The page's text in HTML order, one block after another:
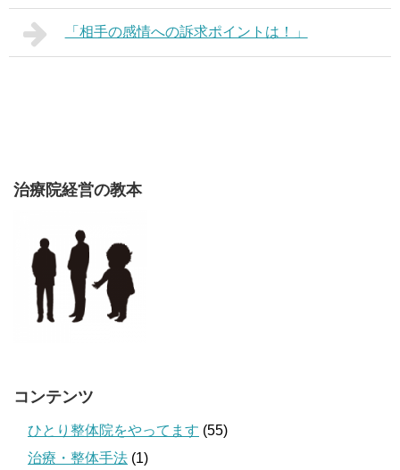
「相手の感情への訴求ポイントは！」
治療院経営の教本
コンテンツ
ひとり整体院をやってます (55)
治療・整体手法 (1)